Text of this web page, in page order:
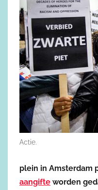
Actie.
plein in Amsterdam
aangifte worden